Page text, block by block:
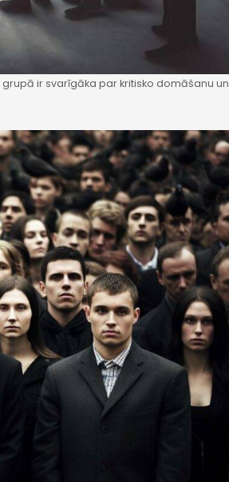
ir svarīgāka par kritisko domāšanu un